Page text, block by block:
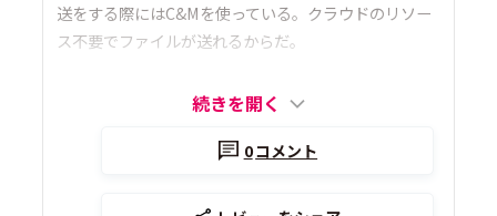
送をする際にはC&Mを使っている。クラウドのリソー
ス不要でファイルが送れるからだ。
続きを開く
0コメント